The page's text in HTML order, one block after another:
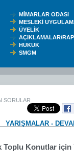
MİMARLAR ODASI
MESLEKİ
ÜYELİK
AÇIKLAMALAR/
HUKUK
SMGM
SORULAR
YARIŞMALAR -
Toplu Konutlar için